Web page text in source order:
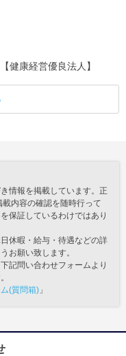
健康経営優良法人】
情報を掲載しています。正
内容の確認を随時行って
保証しているわけではあり
休暇・給与・待遇などの詳
お願い致します。
記問い合わせフォームより
(質問箱) 」